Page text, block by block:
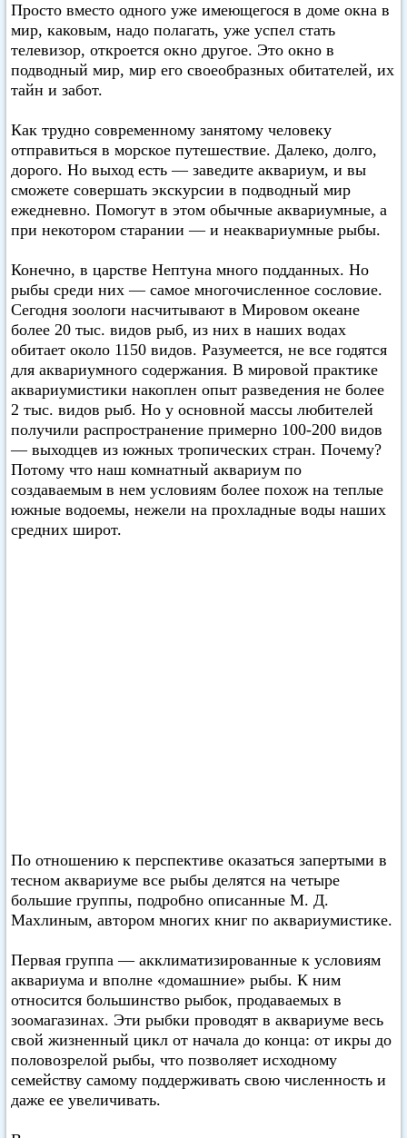
Просто вместо одного уже имеющегося в доме окна в
мир, каковым, надо полагать, уже успел стать
телевизор, откроется окно другое. Это окно в
подводный мир, мир его своеобразных обитателей, их
тайн и забот.
Как трудно современному занятому человеку
отправиться в морское путешествие. Далеко, долго,
дорого. Но выход есть — заведите аквариум, и вы
сможете совершать экскурсии в подводный мир
ежедневно. Помогут в этом обычные аквариумные, а
при некотором старании — и неаквариумные рыбы.
Конечно, в царстве Нептуна много подданных. Но
рыбы среди них — самое многочисленное сословие.
Сегодня зоологи насчитывают в Мировом океане
более 20 тыс. видов рыб, из них в наших водах
обитает около 1150 видов. Разумеется, не все годятся
для аквариумного содержания. В мировой практике
аквариумистики накоплен опыт разведения не более
2 тыс. видов рыб. Но у основной массы любителей
получили распространение примерно 100-200 видов
— выходцев из южных тропических стран. Почему?
Потому что наш комнатный аквариум по
создаваемым в нем условиям более похож на теплые
южные водоемы, нежели на прохладные воды наших
средних широт.
По отношению к перспективе оказаться запертыми в
тесном аквариуме все рыбы делятся на четыре
большие группы, подробно описанные М. Д.
Махлиным, автором многих книг по аквариумистике.
Первая группа — акклиматизированные к условиям
аквариума и вполне «домашние» рыбы. К ним
относится большинство рыбок, продаваемых в
зоомагазинах. Эти рыбки проводят в аквариуме весь
свой жизненный цикл от начала до конца: от икры до
половозрелой рыбы, что позволяет исходному
семейству самому поддерживать свою численность и
даже ее увеличивать.